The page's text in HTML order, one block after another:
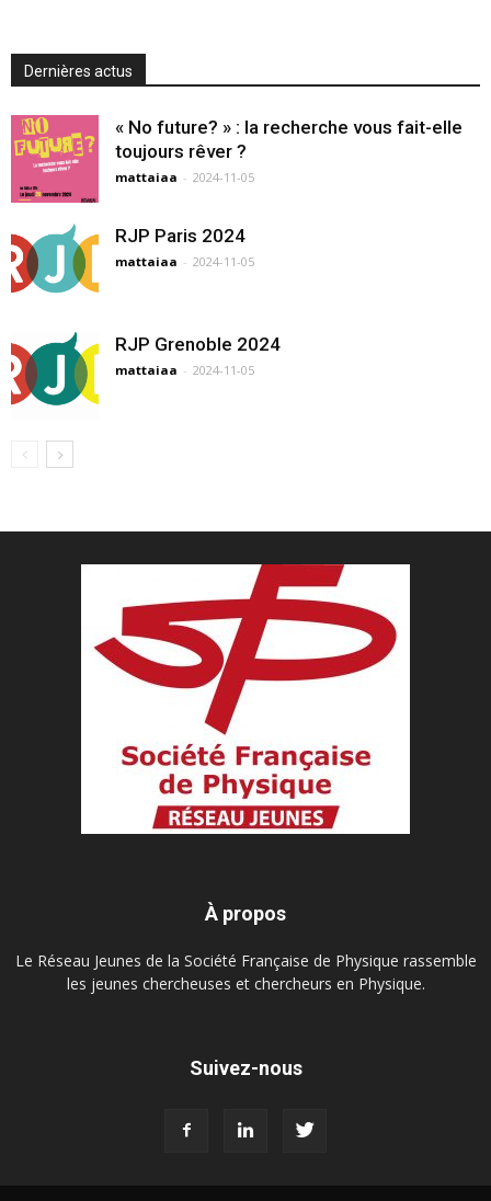
Dernières actus
« No future? » : la recherche vous fait-elle
toujours rêver ?
mattaiaa - 2024-11-05
RJP Paris 2024
mattaiaa - 2024-11-05
RJP Grenoble 2024
mattaiaa - 2024-11-05
À propos
Le Réseau Jeunes de la Société Française de Physique rassemble
les jeunes chercheuses et chercheurs en Physique.
Suivez-nous